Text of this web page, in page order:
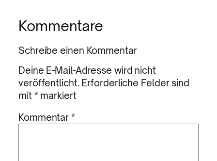
Kommentare
Schreibe einen Kommentar
Deine E-Mail-Adresse wird nicht
veröffentlicht. Erforderliche Felder sind
mit * markiert
Kommentar*